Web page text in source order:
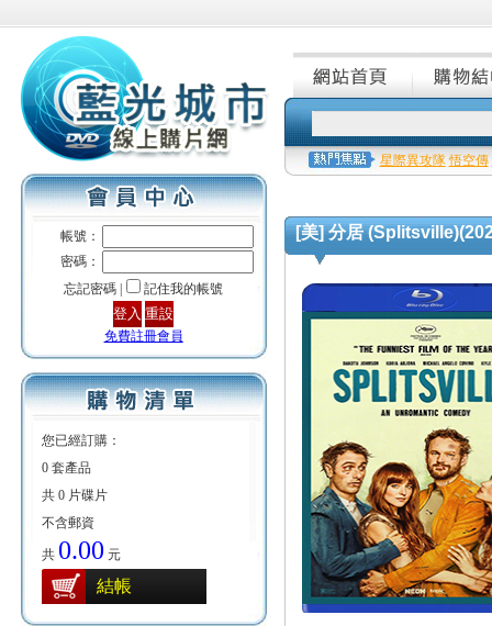
帳號：
密碼：
忘記密碼 |
記住我的帳號
免費註冊會員
您已經訂購：
0 套產品
共 0 片碟片
不含郵資
共 0.00 元
結帳
星際異攻隊 悟空傳
[美] 分居